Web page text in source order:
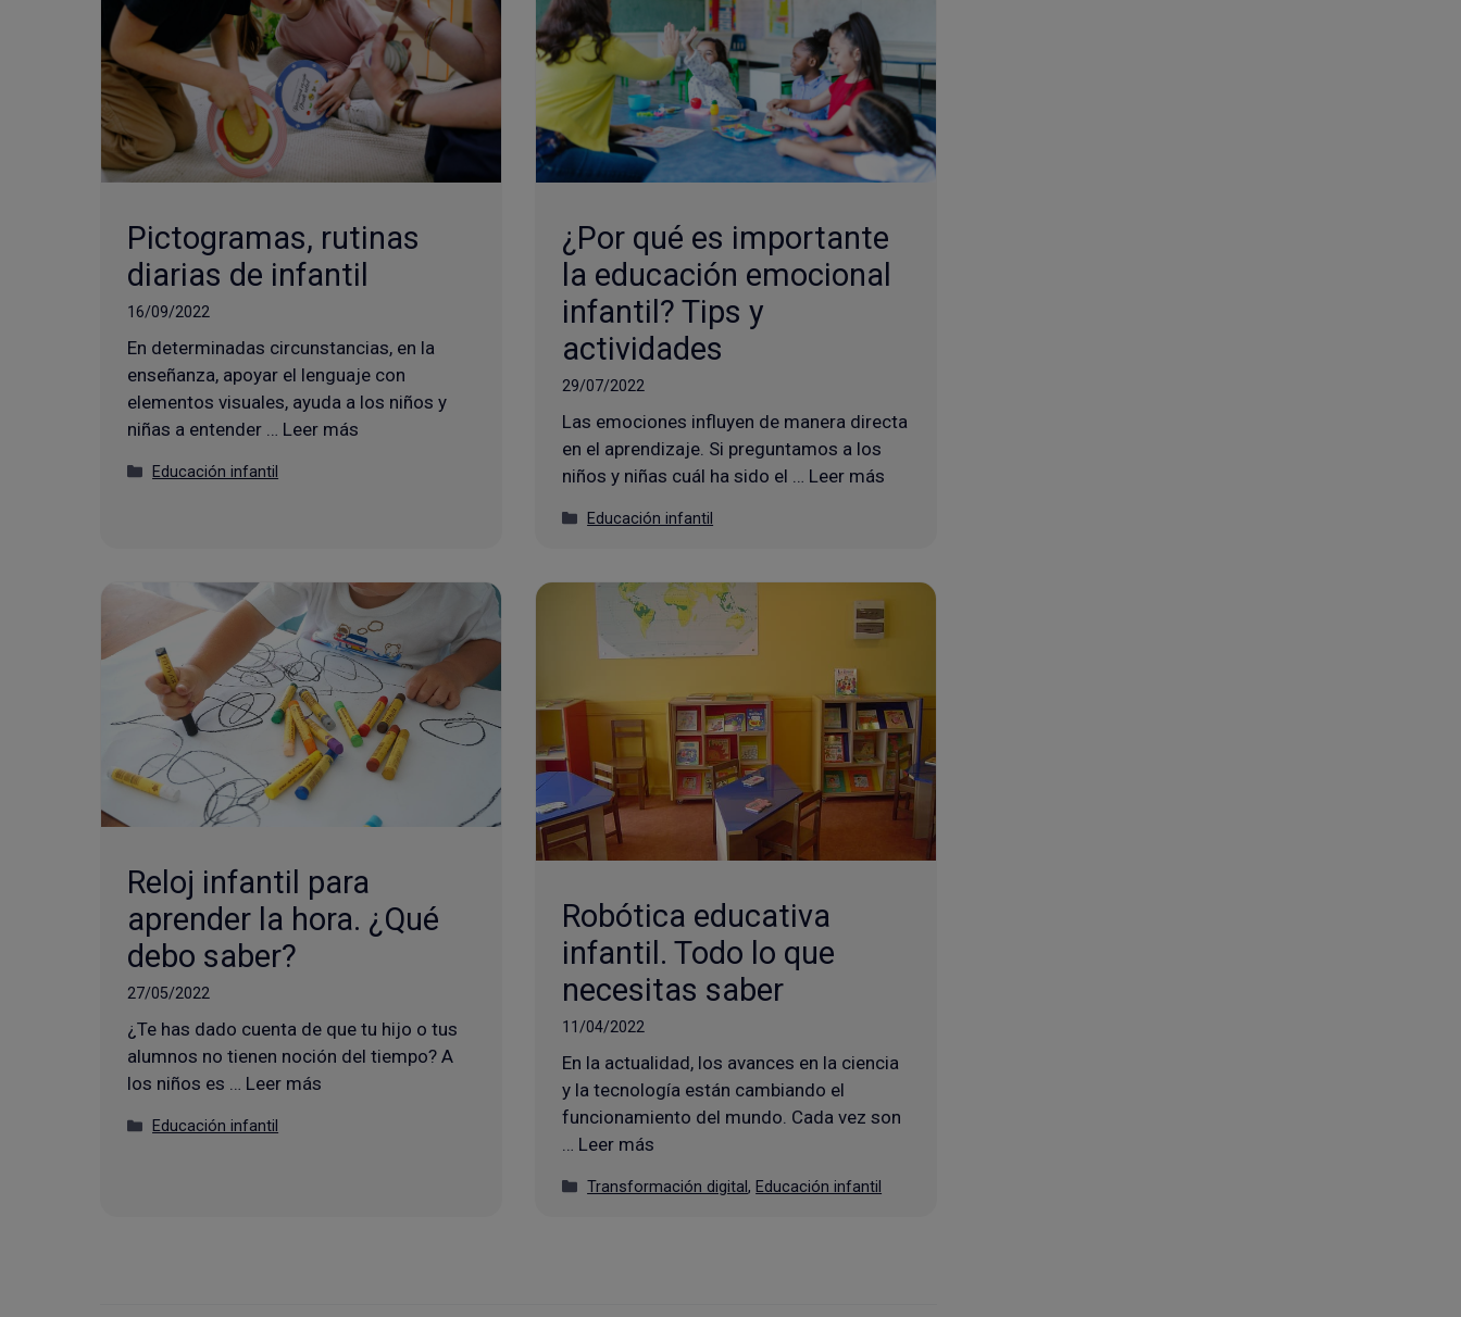
Pictogramas, rutinas
diarias de infantil
16/09/2022
En determinadas circunstancias, en la
enseñanza, apoyar el lenguaje con
elementos visuales, ayuda a los niños y
niñas a entender … Leer más
Categorías
Educación infantil
¿Por qué es importante
la educación emocional
infantil? Tips y
actividades
29/07/2022
Las emociones influyen de manera directa
en el aprendizaje. Si preguntamos a los
niños y niñas cuál ha sido el … Leer más
Categorías
Educación infantil
Reloj infantil para
aprender la hora. ¿Qué
debo saber?
27/05/2022
¿Te has dado cuenta de que tu hijo o tus
alumnos no tienen noción del tiempo? A
los niños es … Leer más
Categorías
Educación infantil
Robótica educativa
infantil. Todo lo que
necesitas saber
11/04/2022
En la actualidad, los avances en la ciencia
y la tecnología están cambiando el
funcionamiento del mundo. Cada vez son
… Leer más
Categorías
Transformación digital, Educación infantil